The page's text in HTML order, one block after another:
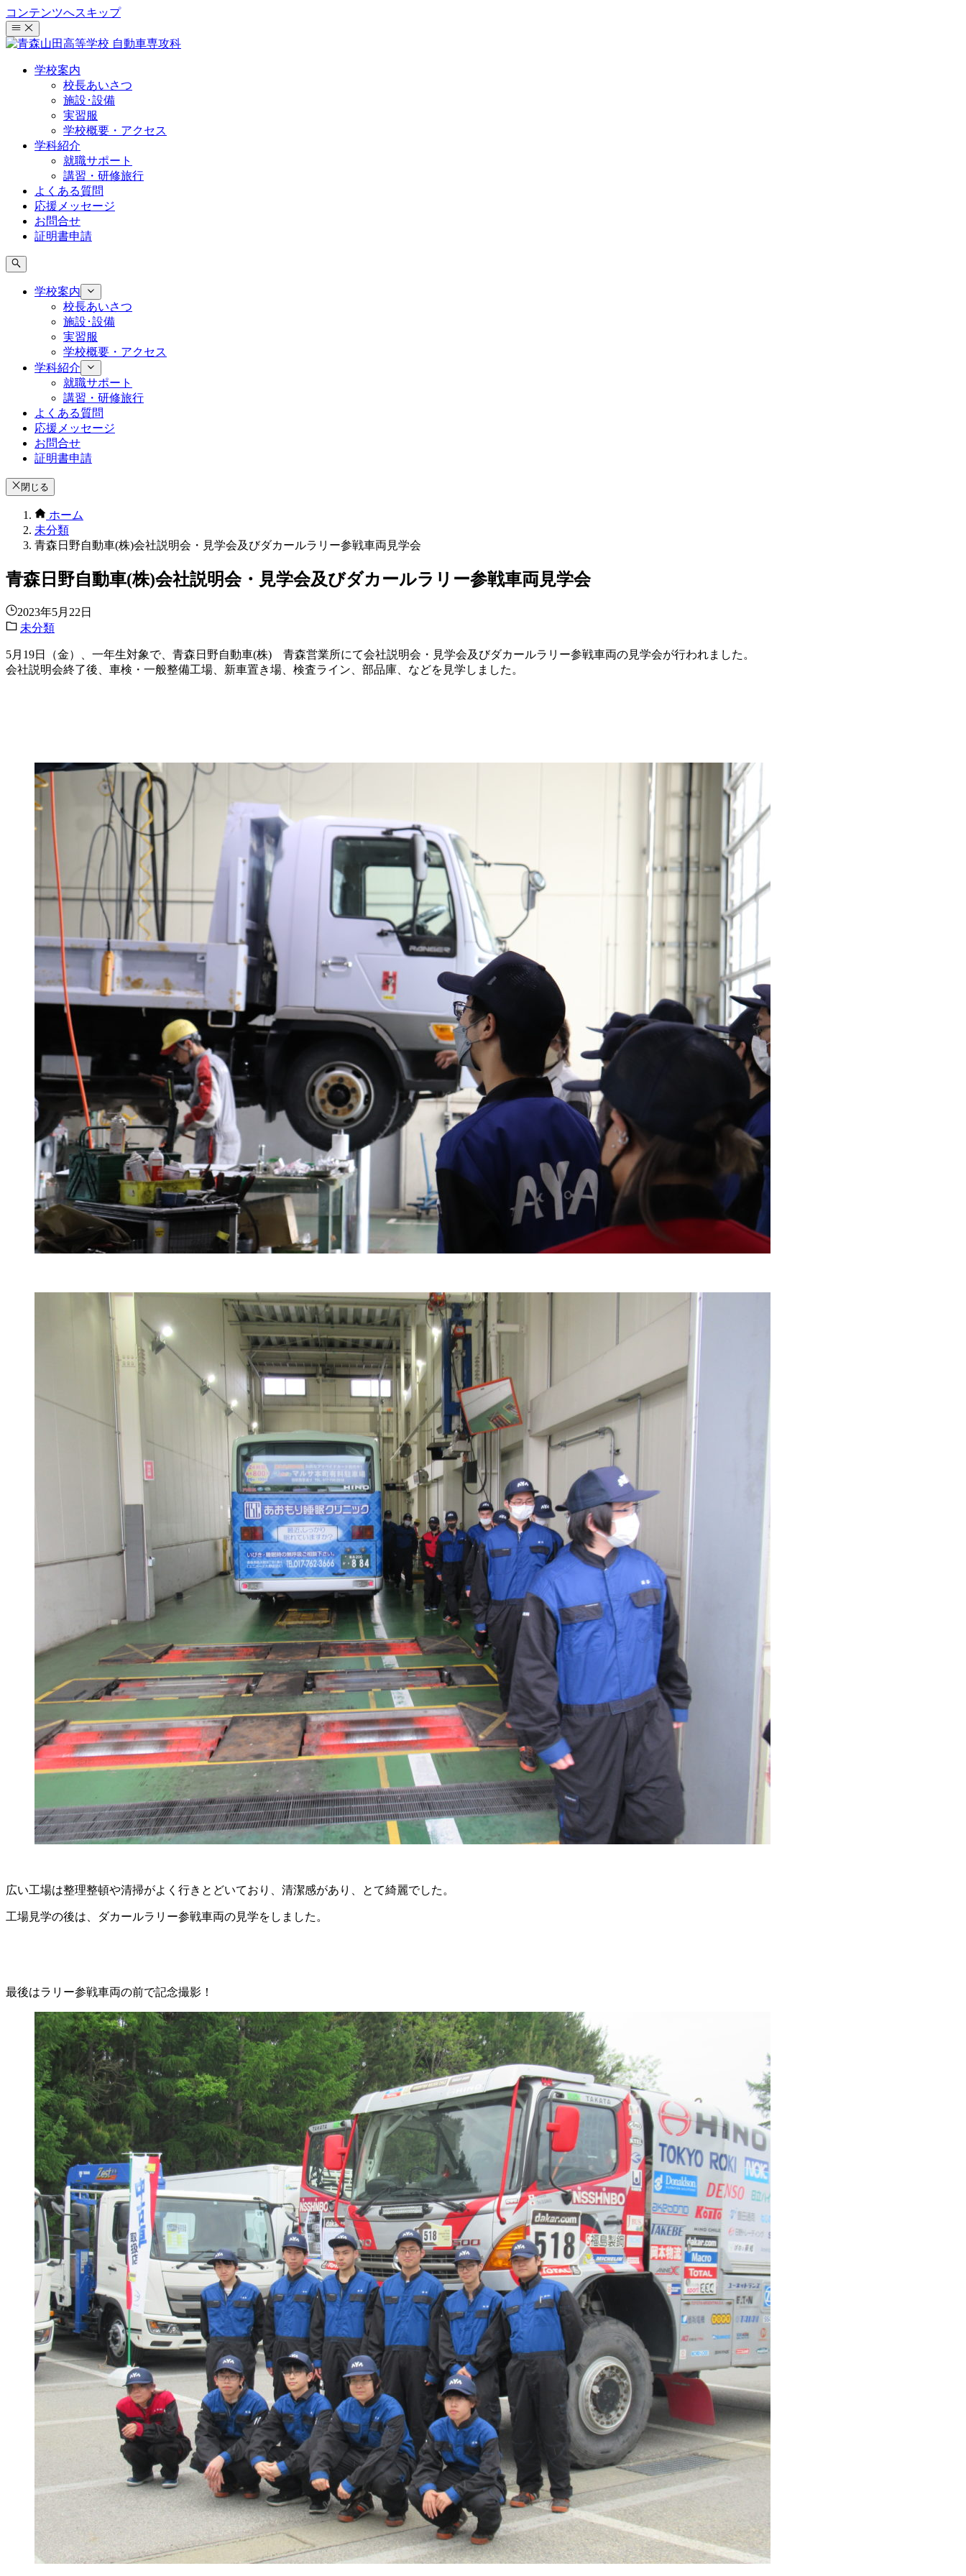
コンテンツへスキップ
学校案内
校長あいさつ
施設･設備
実習服
学校概要・アクセス
学科紹介
就職サポート
講習・研修旅行
よくある質問
応援メッセージ
お問合せ
証明書申請
学校案内
校長あいさつ
施設･設備
実習服
学校概要・アクセス
学科紹介
就職サポート
講習・研修旅行
よくある質問
応援メッセージ
お問合せ
証明書申請
閉じる
ホーム
未分類
青森日野自動車(株)会社説明会・見学会及びダカールラリー参戦車両見学会
青森日野自動車(株)会社説明会・見学会及びダカールラリー参戦車両見学会
2023年5月22日
未分類
5月19日（金）、一年生対象で、青森日野自動車(株) 青森営業所にて会社説明会・見学会及びダカールラリー参戦車両の見学会が行われました。
会社説明会終了後、車検・一般整備工場、新車置き場、検査ライン、部品庫、などを見学しました。
広い工場は整理整頓や清掃がよく行きとどいており、清潔感があり、とて綺麗でした。
工場見学の後は、ダカールラリー参戦車両の見学をしました。
最後はラリー参戦車両の前で記念撮影！